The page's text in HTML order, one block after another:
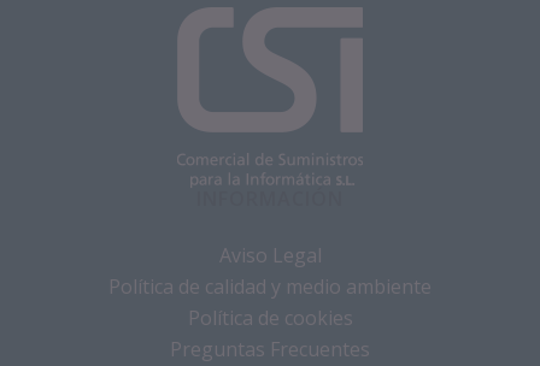
Aviso Legal
Política de calidad y medio ambiente
Política de cookies
Preguntas Frecuentes